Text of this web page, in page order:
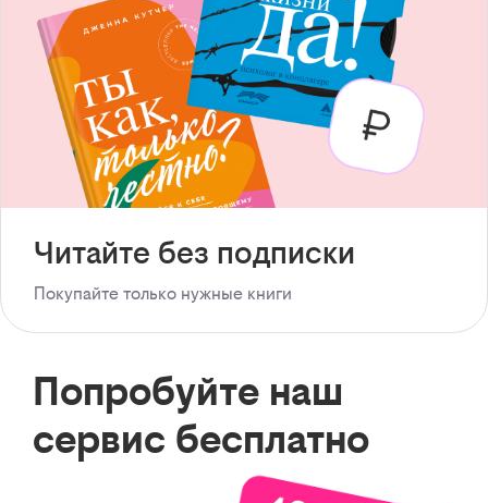
Читайте без подписки
Покупайте только нужные книги
Попробуйте наш
сервис бесплатно